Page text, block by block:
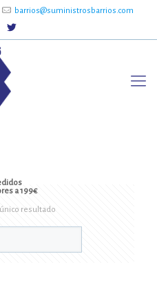
barrios@suministrosbarrios.com
a 199€
resultado